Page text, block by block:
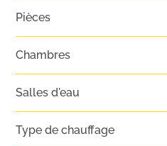
Pièces
Chambres
Salles d'eau
Type de chauffage